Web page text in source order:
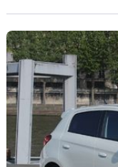
t-elle les moyens ?